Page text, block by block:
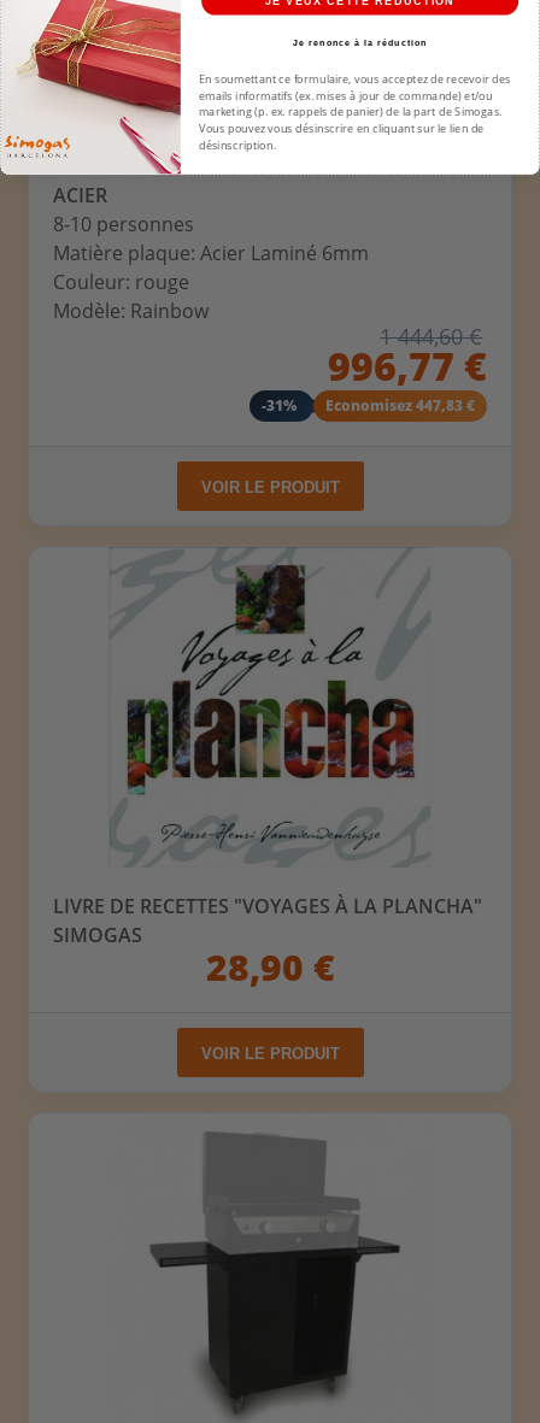
PACK PLANCHA RAINBOW RED - CHARIOT
ACIER
8-10 personnes
Matière plaque: Acier Laminé 6mm
Couleur: rouge
Modèle: Rainbow
1 444,60 €
996,77 €
-31% Economisez 447,83 €
VOIR LE PRODUIT
LIVRE DE RECETTES "VOYAGES À LA PLANCHA"
SIMOGAS
28,90 €
VOIR LE PRODUIT
Je renonce à la réduction
En soumettant ce formulaire, vous acceptez de recevoir des
emails informatifs (ex. mises à jour de commande) et/ou
marketing (p. ex. rappels de panier) de la part de Simogas.
Vous pouvez vous désinscrire en cliquant sur le lien de
désinscription.